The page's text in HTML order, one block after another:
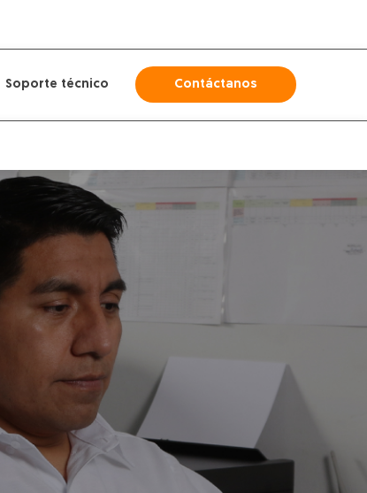
Soporte técnico Contáctanos